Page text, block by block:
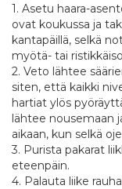
1. Asetu haara-
ovat koukussa ja
kantapäillä, selkä
myötä- tai
2. Veto lähtee
siten, että kaikki
hartiat ylös
lähtee nousemaan
aikaan, kun selkä
3. Purista pakarat
eteenpäin.
4. Palauta liike